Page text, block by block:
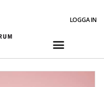
LOGGA IN